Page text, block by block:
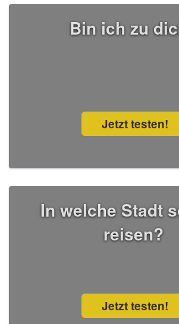
Bin ich zu
Jetzt testen!
In welche Stadt
reisen?
Jetzt testen!